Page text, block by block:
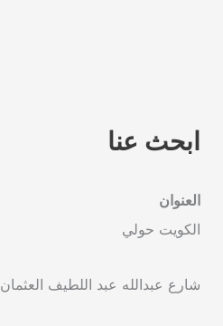
ابحث عنا
العنوان
الكويت حولي
شارع عبدالله عبد اللطيف العثمان